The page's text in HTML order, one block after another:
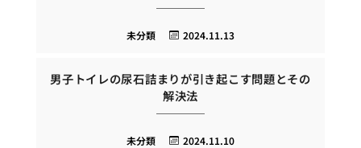
2024.11.13
未分類
男子トイレの尿石詰まりが引き起こす問題とその
解決法
2024.11.10
未分類